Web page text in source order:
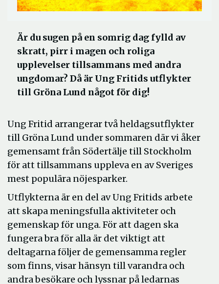
Är du sugen på en somrig dag fylld av
skratt, pirr i magen och roliga
upplevelser tillsammans med andra
ungdomar? Då är Ung Fritids utflykter
till Gröna Lund något för dig!
Ung Fritid arrangerar två heldagsutflykter
till Gröna Lund under sommaren där vi åker
gemensamt från Södertälje till Stockholm
för att tillsammans uppleva en av Sveriges
mest populära nöjesparker.
Utflykterna är en del av Ung Fritids arbete
att skapa meningsfulla aktiviteter och
gemenskap för unga. För att dagen ska
fungera bra för alla är det viktigt att
deltagarna följer de gemensamma regler
som finns, visar hänsyn till varandra och
andra besökare och lyssnar på ledarnas